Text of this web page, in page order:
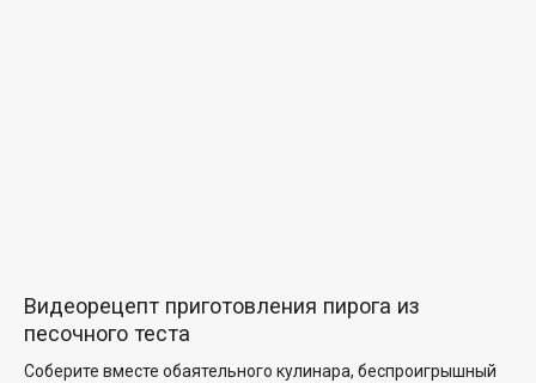
Видеорецепт приготовления пирога из
песочного теста
Соберите вместе обаятельного кулинара, беспроигрышный